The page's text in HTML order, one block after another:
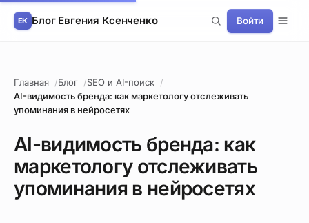
Блог Евгения Ксенченко Войти
Главная Блог
SEO и AI-поиск
AI-видимость бренда: как маркетологу отслеживать
упоминания в нейросетях
AI-видимость бренда: как
маркетологу отслеживать
упоминания в нейросетях